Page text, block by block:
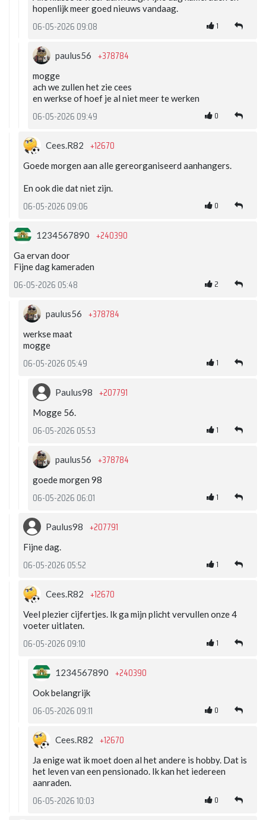
hopenlijk meer goed nieuws vandaag.
06-05-2026 09:08 1
paulus56 +378784
mogge
ach we zullen het zie cees
en werkse of hoef je al niet meer te werken
06-05-2026 09:49 0
Cees.R82 +12670
Goede morgen aan alle gereorganiseerd aanhangers.
En ook die dat niet zijn.
06-05-2026 09:06 0
1234567890 +240390
Ga ervan door
Fijne dag kameraden
06-05-2026 05:48 2
paulus56 +378784
werkse maat
mogge
06-05-2026 05:49 1
Paulus98 +207791
Mogge 56.
06-05-2026 05:53 1
paulus56 +378784
goede morgen 98
06-05-2026 06:01 1
Paulus98 +207791
Fijne dag.
06-05-2026 05:52 1
Cees.R82 +12670
Veel plezier cijfertjes. Ik ga mijn plicht vervullen onze 4
voeter uitlaten.
06-05-2026 09:10 1
1234567890 +240390
Ook belangrijk
06-05-2026 09:11 0
Cees.R82 +12670
Ja enige wat ik moet doen al het andere is hobby. Dat is
het leven van een pensionado. Ik kan het iedereen
aanraden.
06-05-2026 10:03 0